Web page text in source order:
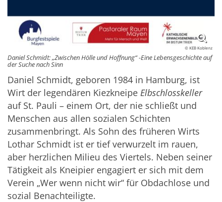
© KEB Koblenz
Daniel Schmidt: „Zwischen Hölle und Hoffnung“ -Eine Lebensgeschichte auf
der Suche nach Sinn
Daniel Schmidt, geboren 1984 in Hamburg, ist
Wirt der legendären Kiezkneipe Elbschlosskeller
auf St. Pauli – einem Ort, der nie schließt und
Menschen aus allen sozialen Schichten
zusammenbringt. Als Sohn des früheren Wirts
Lothar Schmidt ist er tief verwurzelt im rauen,
aber herzlichen Milieu des Viertels. Neben seiner
Tätigkeit als Kneipier engagiert er sich mit dem
Verein „Wer wenn nicht wir“ für Obdachlose und
sozial Benachteiligte.